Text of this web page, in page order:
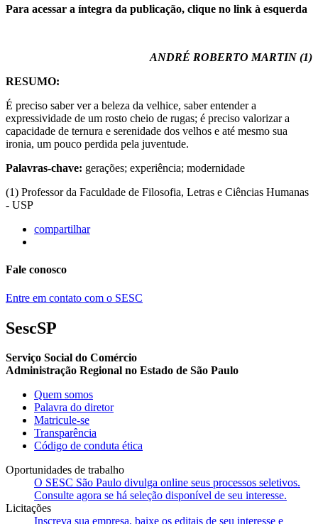
Para acessar a íntegra da publicação, clique no link à esquerda
ANDRÉ ROBERTO MARTIN (1)
RESUMO:
É preciso saber ver a beleza da velhice, saber entender a
expressividade de um rosto cheio de rugas; é preciso valorizar a
capacidade de ternura e serenidade dos velhos e até mesmo sua
ironia, um pouco perdida pela juventude.
Palavras-chave: gerações; experiência; modernidade
(1) Professor da Faculdade de Filosofia, Letras e Ciências Humanas
- USP
compartilhar
Fale conosco
Entre em contato com o SESC
SescSP
Serviço Social do Comércio
Administração Regional no Estado de São Paulo
Quem somos
Palavra do diretor
Matricule-se
Transparência
Código de conduta ética
Oportunidades de trabalho
O SESC São Paulo divulga online seus processos seletivos.
Consulte agora se há seleção disponível de seu interesse.
Licitações
Inscreva sua empresa, baixe os editais de seu interesse e